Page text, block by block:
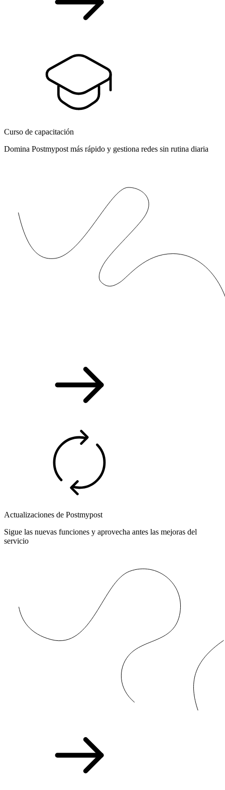
Curso de capacitación
Domina Postmypost más rápido y gestiona redes sin rutina diaria
Actualizaciones de Postmypost
Sigue las nuevas funciones y aprovecha antes las mejoras del
servicio